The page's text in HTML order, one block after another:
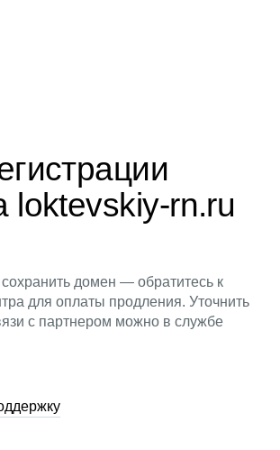
loktevskiy-rn.ru
домен — обратитесь к
для оплаты продления. Уточнить
с партнером можно в службе